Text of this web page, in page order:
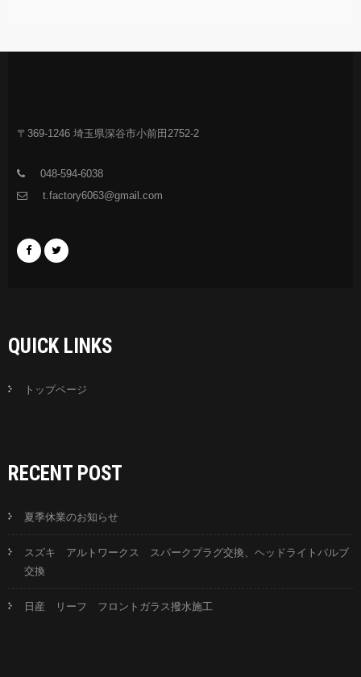
〒369-1246 埼玉県深谷市小前田2752-2
048-594-6038
t.factory6063@gmail.com
QUICK LINKS
トップページ
RECENT POST
夏季休業のお知らせ
スズキ アルトワークス スパークプラグ交換、ヘッドライトバルブ
交換
日産 リーフ フロントガラス撥水施工